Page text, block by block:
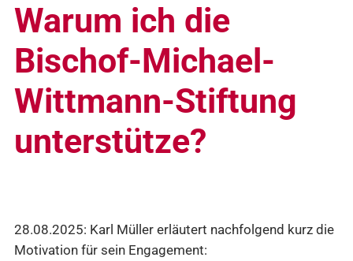
Warum ich die
Bischof-Michael-
Wittmann-Stiftung
unterstütze?
28.08.2025: Karl Müller erläutert nachfolgend kurz die
Motivation für sein Engagement: